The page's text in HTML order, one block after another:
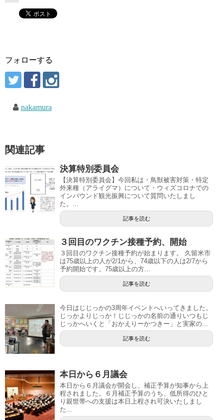
フォローする
nakamura
関連記事
決算特別委員会
【決算特別委員会】今回私は・鳥獣被害対策・特定
外来種（アライグマ）について・ウィズコロナでの
インバウンド観光振興について質問いたしまし
た。...
記事を読む
３回目のワクチン接種予約、開始
３回目のワクチン接種予約が始まります。 久留米市
は75歳以上の人が2/1から、74歳以下の人は2/7から
予約開始です。75歳以上の方...
記事を読む
今日はじじっかの3周年イベントへいってきました。
じっかよりじっか！じじっかの名前の通りいつもじ
じっかへいくと「おかえりーかつきー」と実家の...
記事を読む
本日から６月議会
本日から６月議会が開会し、補正予算が知事から上
程されました。６月補正予算のうち、低所得のひと
り親世帯への支援は本日上程され可決いたしまし
た...